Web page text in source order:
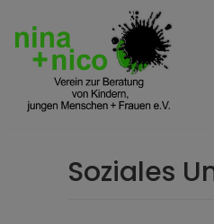
Zum
Inhalt
springen
Soziales